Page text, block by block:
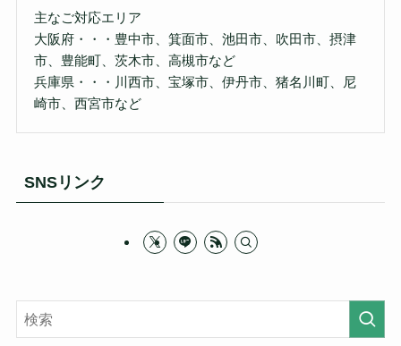
主なご対応エリア
大阪府・・・豊中市、箕面市、池田市、吹田市、摂津
市、豊能町、茨木市、高槻市など
兵庫県・・・川西市、宝塚市、伊丹市、猪名川町、尼
崎市、西宮市など
SNSリンク